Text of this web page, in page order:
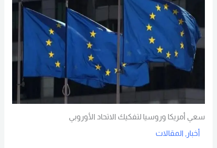
سعي أمريكا وروسيا لتفكيك الاتحاد الأوروبي
أخبار , المقالات